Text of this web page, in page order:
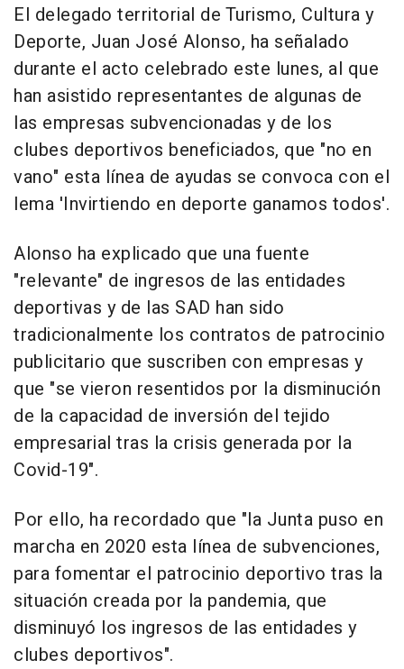
El delegado territorial de Turismo, Cultura y
Deporte, Juan José Alonso, ha señalado
durante el acto celebrado este lunes, al que
han asistido representantes de algunas de
las empresas subvencionadas y de los
clubes deportivos beneficiados, que "no en
vano" esta línea de ayudas se convoca con el
lema 'Invirtiendo en deporte ganamos todos'.
Alonso ha explicado que una fuente
"relevante" de ingresos de las entidades
deportivas y de las SAD han sido
tradicionalmente los contratos de patrocinio
publicitario que suscriben con empresas y
que "se vieron resentidos por la disminución
de la capacidad de inversión del tejido
empresarial tras la crisis generada por la
Covid-19".
Por ello, ha recordado que "la Junta puso en
marcha en 2020 esta línea de subvenciones,
para fomentar el patrocinio deportivo tras la
situación creada por la pandemia, que
disminuyó los ingresos de las entidades y
clubes deportivos".